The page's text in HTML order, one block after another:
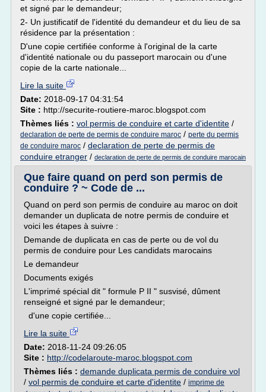
et signé par le demandeur;
2- Un justificatif de l'identité du demandeur et du lieu de sa
résidence par la présentation :
D'une copie certifiée conforme à l'original de la carte
d'identité nationale ou du passeport marocain ou d'une
copie de la carte nationale...
Lire la suite
Date: 2018-09-17 04:31:54
Site : http://securite-routiere-maroc.blogspot.com
Thèmes liés : vol permis de conduire et carte d'identite /
declaration de perte de permis de conduire maroc / perte du permis
de conduire maroc / declaration de perte de permis de
conduire etranger / declaration de perte de permis de conduire marocain
Que faire quand on perd son permis de
conduire ? ~ Code de ...
Quand on perd son permis de conduire au maroc on doit
demander un duplicata de notre permis de conduire et
voici les étapes à suivre :
Demande de duplicata en cas de perte ou de vol du
permis de conduire pour Les candidats marocains
Le demandeur
Documents exigés
L'imprimé spécial dit " formule P II " susvisé, dûment
renseigné et signé par le demandeur;
d'une copie certifiée...
Lire la suite
Date: 2018-11-24 09:26:05
Site : http://codelaroute-maroc.blogspot.com
Thèmes liés : demande duplicata permis de conduire vol
/ vol permis de conduire et carte d'identite / imprime de